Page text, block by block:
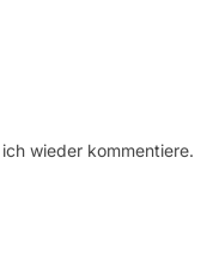
wieder kommentiere.